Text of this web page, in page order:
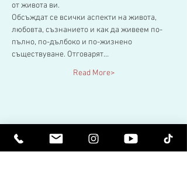
от живота ви.
Обсъждат се всички аспекти на живота,
любовта, съзнанието и как да живеем по-
пълно, по-дълбоко и по-жизнено
съществуване. Отговарят…
Read More>
Share This Event